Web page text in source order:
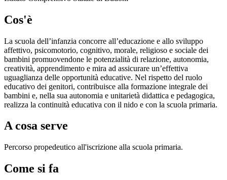
Cos'è
La scuola dell’infanzia concorre all’educazione e allo sviluppo
affettivo, psicomotorio, cognitivo, morale, religioso e sociale dei
bambini promuovendone le potenzialità di relazione, autonomia,
creatività, apprendimento e mira ad assicurare un’effettiva
uguaglianza delle opportunità educative. Nel rispetto del ruolo
educativo dei genitori, contribuisce alla formazione integrale dei
bambini e, nella sua autonomia e unitarietà didattica e pedagogica,
realizza la continuità educativa con il nido e con la scuola primaria.
A cosa serve
Percorso propedeutico all'iscrizione alla scuola primaria.
Come si fa